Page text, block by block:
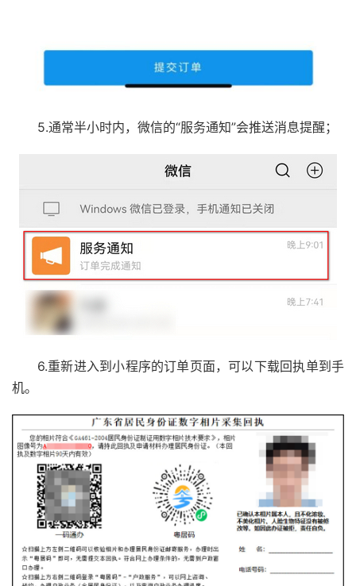
5.通常半小时内，微信的“服务通知”会推送消息提醒；
6.重新进入到小程序的订单页面，可以下载回执单到手
机。